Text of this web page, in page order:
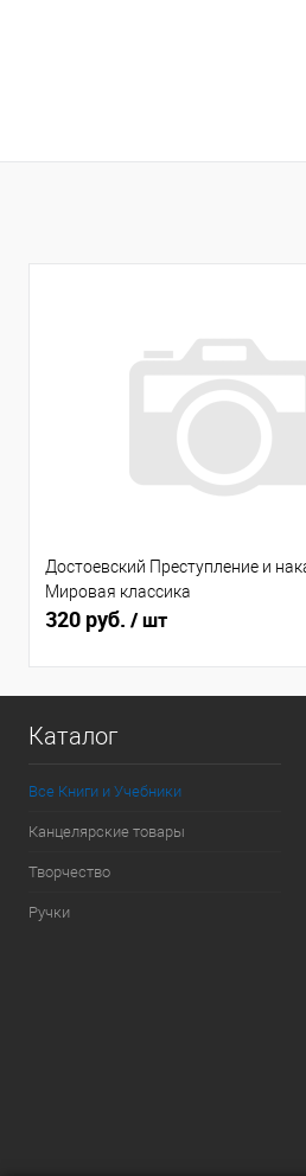
Достоевский Преступление и
Мировая классика
320 руб. / шт
Каталог
Все Книги и Учебники
Канцелярские товары
Творчество
Ручки